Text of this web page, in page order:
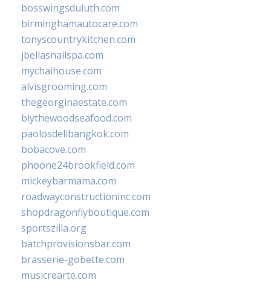
bosswingsduluth.com
birminghamautocare.com
tonyscountrykitchen.com
jbellasnailspa.com
mychaihouse.com
alvisgrooming.com
thegeorginaestate.com
blythewoodseafood.com
paolosdelibangkok.com
bobacove.com
phoone24brookfield.com
mickeybarmama.com
roadwayconstructioninc.com
shopdragonflyboutique.com
sportszilla.org
batchprovisionsbar.com
brasserie-gobette.com
musicrearte.com